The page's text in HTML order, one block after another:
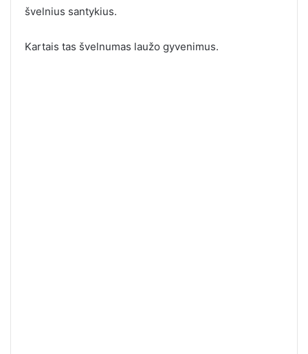
švelnius santykius.
Kartais tas švelnumas laužo gyvenimus.